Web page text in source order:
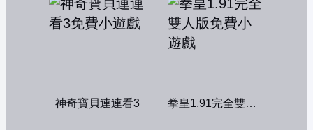
神奇寶貝連連看3 拳皇1.91完全雙人版